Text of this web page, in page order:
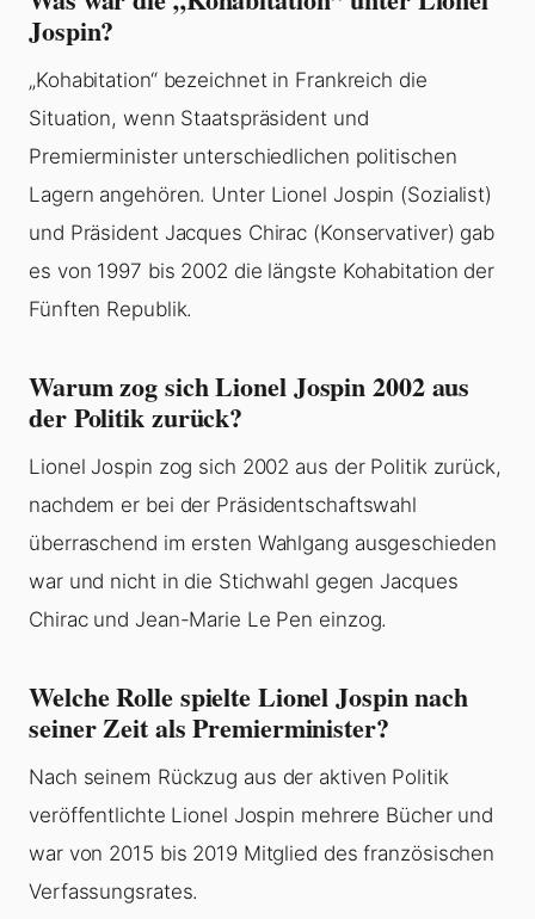
Jospin?
„Kohabitation“ bezeichnet in Frankreich die
Situation, wenn Staatspräsident und
Premierminister unterschiedlichen politischen
Lagern angehören. Unter Lionel Jospin (Sozialist)
und Präsident Jacques Chirac (Konservativer) gab
es von 1997 bis 2002 die längste Kohabitation der
Fünften Republik.
Warum zog sich Lionel Jospin 2002 aus
der Politik zurück?
Lionel Jospin zog sich 2002 aus der Politik zurück,
nachdem er bei der Präsidentschaftswahl
überraschend im ersten Wahlgang ausgeschieden
war und nicht in die Stichwahl gegen Jacques
Chirac und Jean-Marie Le Pen einzog.
Welche Rolle spielte Lionel Jospin nach
seiner Zeit als Premierminister?
Nach seinem Rückzug aus der aktiven Politik
veröffentlichte Lionel Jospin mehrere Bücher und
war von 2015 bis 2019 Mitglied des französischen
Verfassungsrates.